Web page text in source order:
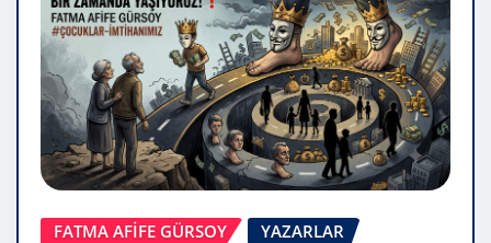
FATMA AFİFE GÜRSOY YAZARLAR